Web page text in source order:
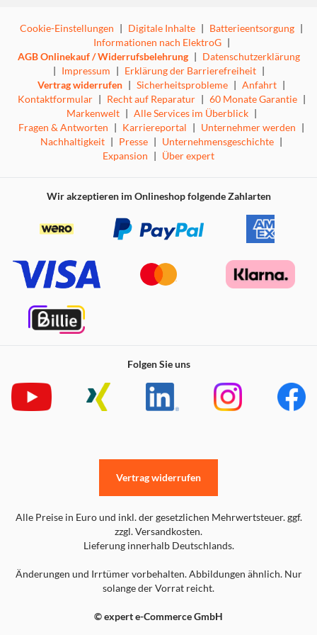
This is Madness – das ist der Wahnsinn!
andere Art und Weise neu. Eine neue Art zu spielen Flitze
mit anderen Spielern in kürzeren Runden durch die
chaotischen Straßen von Monopoly City um die Wette,
dich für rasante Action bereit Steuere einen Bulldozer,
fahre durch Gebäude, zerstöre Grundstücke mit einem
Eins ist auf jeden Fall sicher: Das wird der pure
Cookie-Einstellungen | Digitale Inhalte | Batterieentsorgung |
Informationen nach ElektroG |
AGB Onlinekauf / Widerrufsbelehrung | Datenschutzerklärung
| Impressum | Erklärung der Barrierefreiheit |
Vertrag widerrufen | Sicherheitsprobleme | Anfahrt |
Kontaktformular | Recht auf Reparatur | 60 Monate Garantie |
Markenwelt | Alle Services im Überblick |
Fragen & Antworten | Karriereportal | Unternehmer werden |
Nachhaltigkeit | Presse | Unternehmensgeschichte |
Expansion | Über expert
Wir akzeptieren im Onlineshop folgende Zahlarten
Folgen Sie uns
Alle Preise in Euro und inkl. der gesetzlichen Mehrwertsteuer. ggf.
zzgl. Versandkosten.
Lieferung innerhalb Deutschlands.
Änderungen und Irrtümer vorbehalten. Abbildungen ähnlich. Nur
solange der Vorrat reicht.
© expert e-Commerce GmbH
Vertrag widerrufen